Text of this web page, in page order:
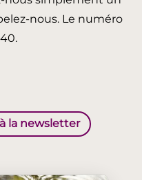
nous. Le numéro
la newsletter